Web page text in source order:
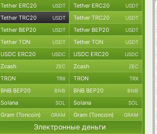
Tether ERC20 USDT Tether ERC20 USDT
Tether TRC20 USDT Tether TRC20 USDT
Tether BEP20 USDT Tether BEP20 USDT
Tether TON USDT Tether TON USDT
USDC ERC20 USDC USDC ERC20 USDC
Zcash ZEC Zcash ZEC
TRON TRX TRON TRX
BNB BEP20 BNB BNB BEP20 BNB
Solana SOL Solana SOL
Gram (Toncoin) GRAM Gram (Toncoin) GRAM
Электронные деньги